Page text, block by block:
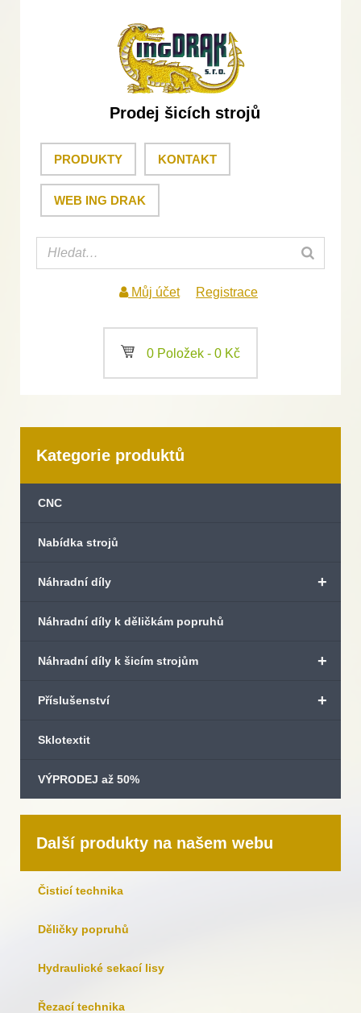
Prodej šicích strojů
PRODUKTY KONTAKT
WEB ING DRAK
Můj účet Registrace
a 0 Položek - 0 Kč
Kategorie produktů
CNC
Nabídka strojů
+
Náhradní díly
Náhradní díly k děličkám popruhů
+
Náhradní díly k šicím strojům
+
Příslušenství
Sklotextit
VÝPRODEJ až 50%
Další produkty na našem webu
Čisticí technika
Děličky popruhů
Hydraulické sekací lisy
Řezací technika